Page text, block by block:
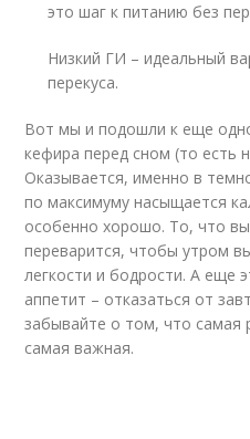
это шаг к питанию без
Низкий ГИ – идеальный
перекуса.
Вот мы и подошли к еще
кефира перед сном (то есть
Оказывается, именно в
по максимуму насыщается
особенно хорошо. То, что
переварится, чтобы утром
легкости и бодрости. А еще
аппетит – отказаться от
забывайте о том, что самая
самая важная.